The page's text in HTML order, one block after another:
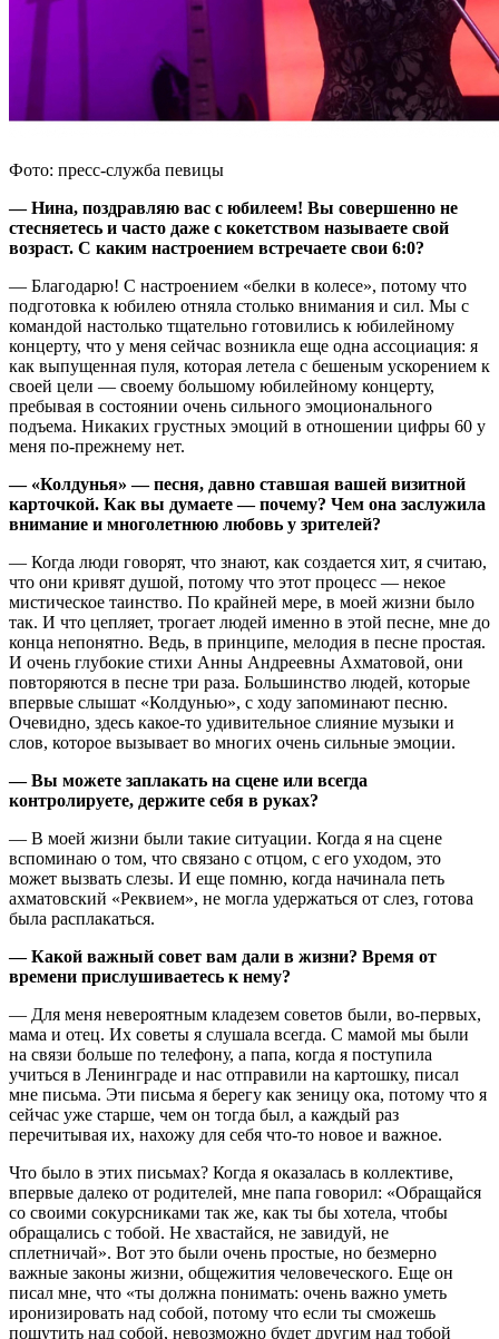
Фото: пресс-служба певицы
— Нина, поздравляю вас с юбилеем! Вы совершенно не
стесняетесь и часто даже с кокетством называете свой
возраст. С каким настроением встречаете свои 6:0?
— Благодарю! С настроением «белки в колесе», потому что
подготовка к юбилею отняла столько внимания и сил. Мы с
командой настолько тщательно готовились к юбилейному
концерту, что у меня сейчас возникла еще одна ассоциация: я
как выпущенная пуля, которая летела с бешеным ускорением к
своей цели — своему большому юбилейному концерту,
пребывая в состоянии очень сильного эмоционального
подъема. Никаких грустных эмоций в отношении цифры 60 у
меня по-прежнему нет.
— «Колдунья» — песня, давно ставшая вашей визитной
карточкой. Как вы думаете — почему? Чем она заслужила
внимание и многолетнюю любовь у зрителей?
— Когда люди говорят, что знают, как создается хит, я считаю,
что они кривят душой, потому что этот процесс — некое
мистическое таинство. По крайней мере, в моей жизни было
так. И что цепляет, трогает людей именно в этой песне, мне до
конца непонятно. Ведь, в принципе, мелодия в песне простая.
И очень глубокие стихи Анны Андреевны Ахматовой, они
повторяются в песне три раза. Большинство людей, которые
впервые слышат «Колдунью», с ходу запоминают песню.
Очевидно, здесь какое-то удивительное слияние музыки и
слов, которое вызывает во многих очень сильные эмоции.
— Вы можете заплакать на сцене или всегда
контролируете, держите себя в руках?
— В моей жизни были такие ситуации. Когда я на сцене
вспоминаю о том, что связано с отцом, с его уходом, это
может вызвать слезы. И еще помню, когда начинала петь
ахматовский «Реквием», не могла удержаться от слез, готова
была расплакаться.
— Какой важный совет вам дали в жизни? Время от
времени прислушиваетесь к нему?
— Для меня невероятным кладезем советов были, во-первых,
мама и отец. Их советы я слушала всегда. С мамой мы были
на связи больше по телефону, а папа, когда я поступила
учиться в Ленинграде и нас отправили на картошку, писал
мне письма. Эти письма я берегу как зеницу ока, потому что я
сейчас уже старше, чем он тогда был, а каждый раз
перечитывая их, нахожу для себя что-то новое и важное.
Что было в этих письмах? Когда я оказалась в коллективе,
впервые далеко от родителей, мне папа говорил: «Обращайся
со своими сокурсниками так же, как ты бы хотела, чтобы
обращались с тобой. Не хвастайся, не завидуй, не
сплетничай». Вот это были очень простые, но безмерно
важные законы жизни, общежития человеческого. Еще он
писал мне, что «ты должна понимать: очень важно уметь
иронизировать над собой, потому что если ты сможешь
пошутить над собой, невозможно будет другим над тобой